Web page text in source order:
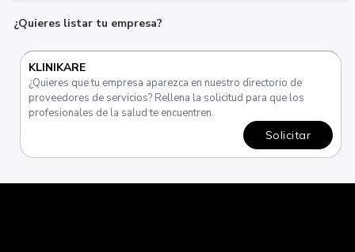
¿Quieres listar tu empresa?
KLINIKARE
¿Quieres que tu empresa aparezca en nuestro directorio de
proveedores de servicios? Rellena la solicitud para que los
profesionales de la salud te encuentren.
Solicitar